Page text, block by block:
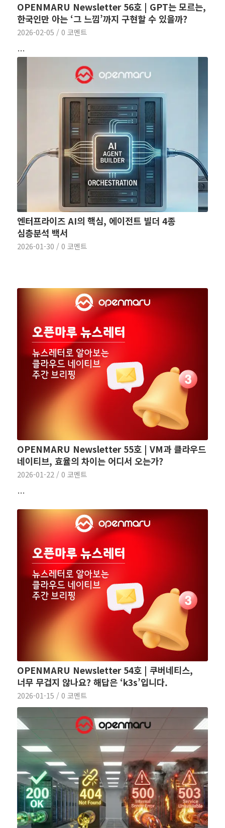
OPENMARU Newsletter 56호 | GPT는 모르는,
한국인만 아는 ‘그 느낌’까지 구현할 수 있을까?
2026-02-05 / 0 코멘트
…
엔터프라이즈 AI의 핵심, 에이전트 빌더 4종
심층분석 백서
2026-01-30 / 0 코멘트
OPENMARU Newsletter 55호 | VM과 클라우드
네이티브, 효율의 차이는 어디서 오는가?
2026-01-22 / 0 코멘트
…
OPENMARU Newsletter 54호 | 쿠버네티스,
너무 무겁지 않나요? 해답은 ‘k3s’입니다.
2026-01-15 / 0 코멘트